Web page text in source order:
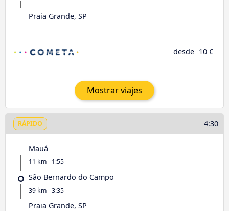
Praia Grande, SP
desde 10 €
Mostrar viajes
RÁPIDO 4:30
Mauá
11 km - 1:55
São Bernardo do Campo
39 km - 3:35
Praia Grande, SP